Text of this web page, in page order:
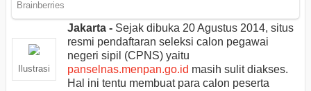
Ilustrasi
Jakarta - Sejak dibuka 20 Agustus 2014, situs
resmi pendaftaran seleksi calon pegawai
negeri sipil (CPNS) yaitu
panselnas.menpan.go.id masih sulit diakses.
Hal ini tentu membuat para calon peserta